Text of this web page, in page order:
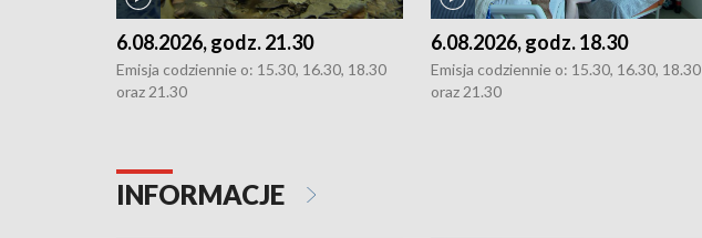
6.08.2026, godz. 21.30
Emisja codziennie o: 15.30, 16.30, 18.30
oraz 21.30
6.08.2026, godz. 18.30
Emisja codziennie o: 15.30, 16.30, 18.30
oraz 21.30
INFORMACJE